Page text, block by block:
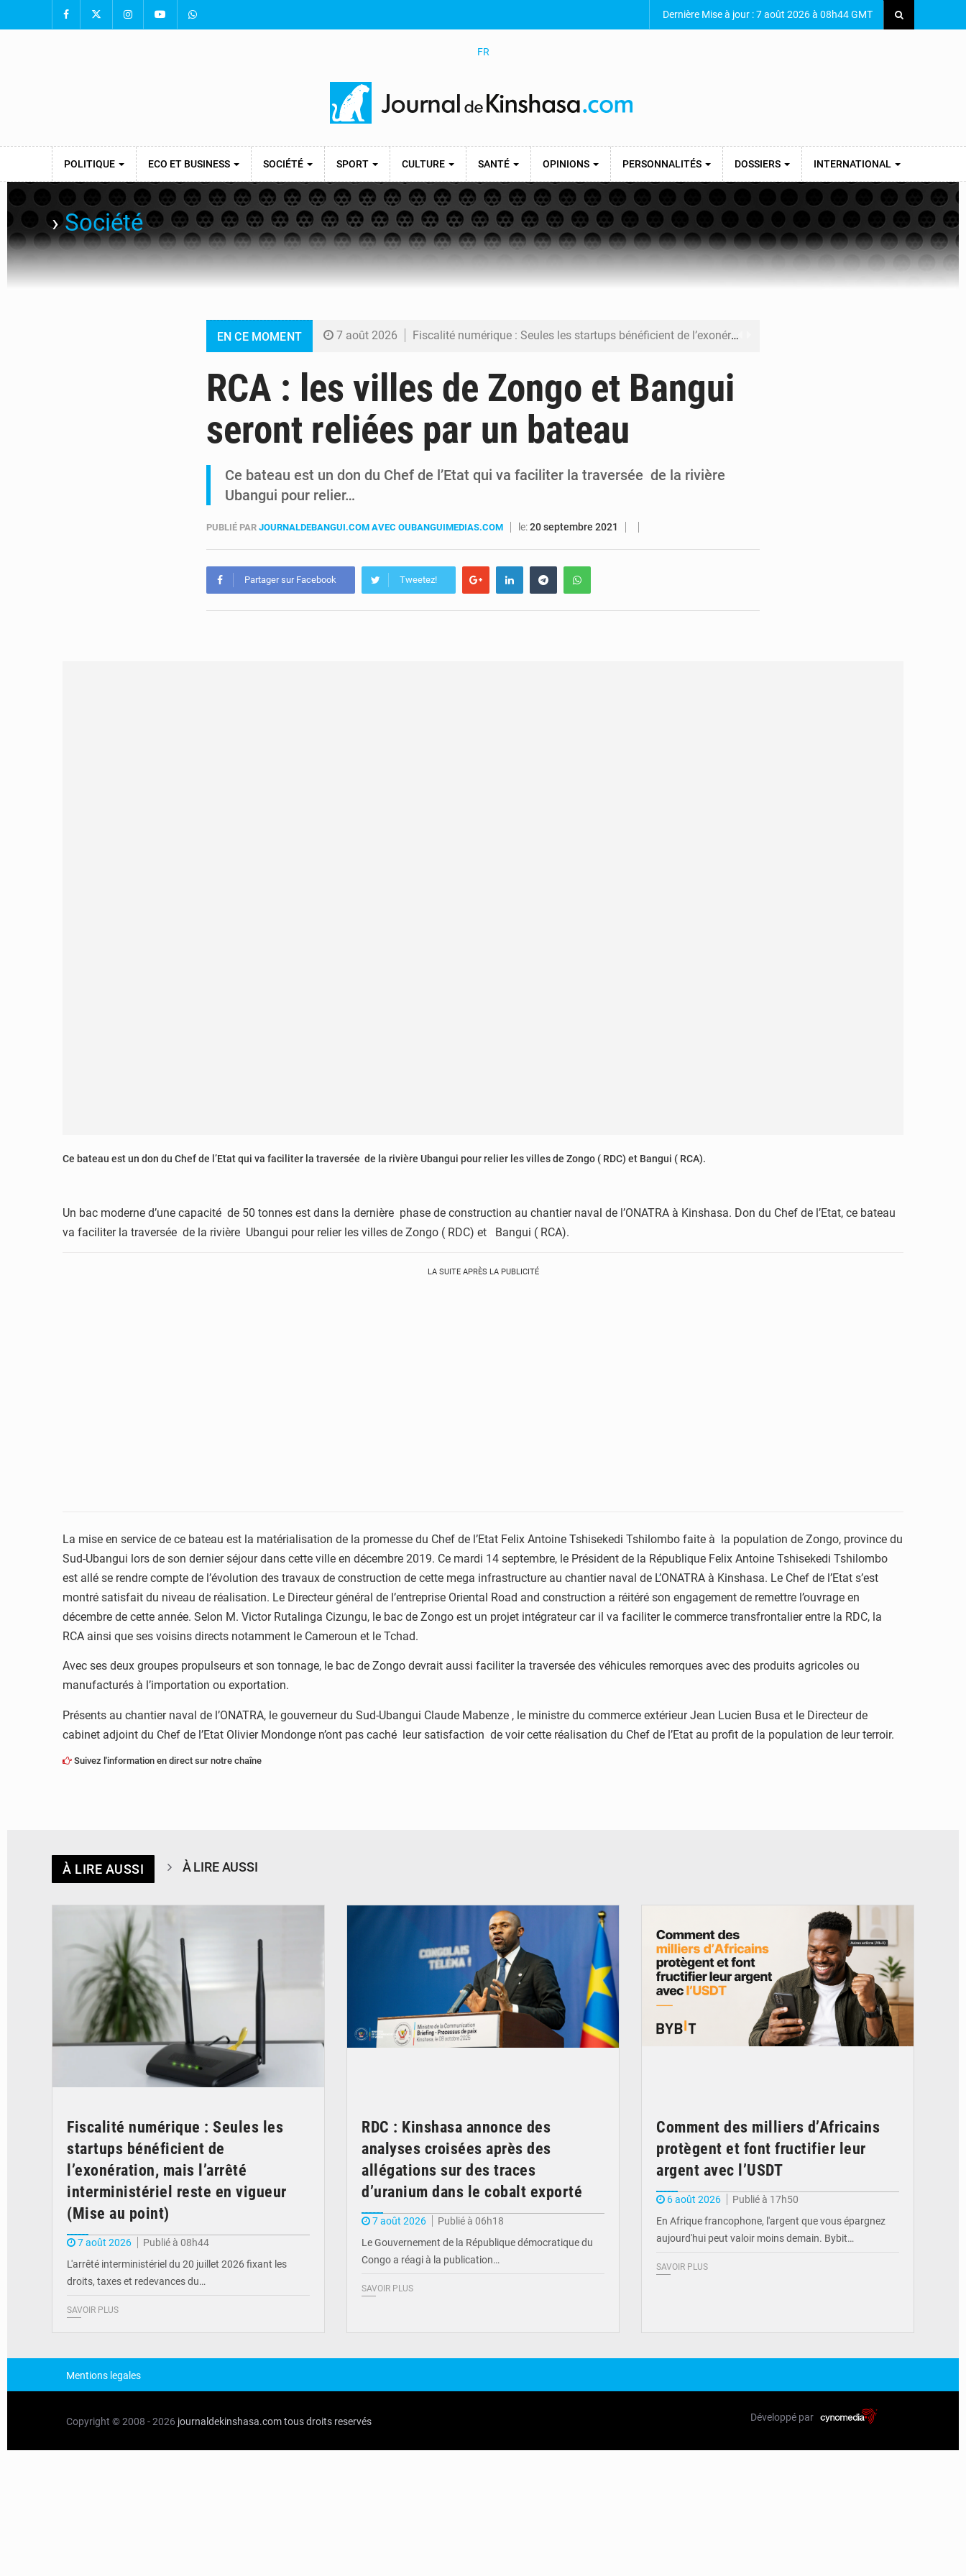
Dernière Mise à jour : 7 août 2026 à 08h44 GMT
FR
POLITIQUE ECO ET BUSINESS SOCIÉTÉ SPORT CULTURE SANTÉ OPINIONS PERSONNALITÉS DOSSIERS INTERNATIONAL
›Société
EN CE MOMENT 7 août 2026 Fiscalité numérique : Seules les startups bénéficient de l’exonération, mais l’arrêté interministériel reste en vigueur (Mise au point)
6 août 2026 Comment des milliers d’Africains protègent et font fructifier leur argent avec l’USDT
6 août 2026 RDC : Raïssa Malu lance les préparatifs d’une Table ronde nationale sur l’éducation inclusive des enfants handicapés
RCA : les villes de Zongo et Bangui
seront reliées par un bateau
Ce bateau est un don du Chef de l’Etat qui va faciliter la traversée de la rivière
Ubangui pour relier…
PUBLIÉ PAR JOURNALDEBANGUI.COM AVEC OUBANGUIMEDIAS.COM le:20 septembre 2021
Partager sur Facebook Tweetez!
Ce bateau est un don du Chef de l’Etat qui va faciliter la traversée de la rivière Ubangui pour relier les villes de Zongo ( RDC) et Bangui ( RCA).
Un bac moderne d’une capacité de 50 tonnes est dans la dernière phase de construction au chantier naval de l’ONATRA à Kinshasa. Don du Chef de l’Etat, ce bateau
va faciliter la traversée de la rivière Ubangui pour relier les villes de Zongo ( RDC) et Bangui ( RCA).
LA SUITE APRÈS LA PUBLICITÉ
La mise en service de ce bateau est la matérialisation de la promesse du Chef de l’Etat Felix Antoine Tshisekedi Tshilombo faite à la population de Zongo, province du
Sud-Ubangui lors de son dernier séjour dans cette ville en décembre 2019. Ce mardi 14 septembre, le Président de la République Felix Antoine Tshisekedi Tshilombo
est allé se rendre compte de l’évolution des travaux de construction de cette mega infrastructure au chantier naval de L’ONATRA à Kinshasa. Le Chef de l’Etat s’est
montré satisfait du niveau de réalisation. Le Directeur général de l’entreprise Oriental Road and construction a réitéré son engagement de remettre l’ouvrage en
décembre de cette année. Selon M. Victor Rutalinga Cizungu, le bac de Zongo est un projet intégrateur car il va faciliter le commerce transfrontalier entre la RDC, la
RCA ainsi que ses voisins directs notamment le Cameroun et le Tchad.
Avec ses deux groupes propulseurs et son tonnage, le bac de Zongo devrait aussi faciliter la traversée des véhicules remorques avec des produits agricoles ou
manufacturés à l’importation ou exportation.
Présents au chantier naval de l’ONATRA, le gouverneur du Sud-Ubangui Claude Mabenze , le ministre du commerce extérieur Jean Lucien Busa et le Directeur de
cabinet adjoint du Chef de l’Etat Olivier Mondonge n’ont pas caché leur satisfaction de voir cette réalisation du Chef de l’Etat au profit de la population de leur terroir.
Suivez l'information en direct sur notre chaîne
À LIRE AUSSI À LIRE AUSSI
Fiscalité numérique : Seules les
startups bénéficient de
l’exonération, mais l’arrêté
interministériel reste en vigueur
(Mise au point)
7 août 2026
Publié à 08h44
L'arrêté interministériel du 20 juillet 2026 fixant les
droits, taxes et redevances du…
SAVOIR PLUS
RDC : Kinshasa annonce des
analyses croisées après des
allégations sur des traces
d’uranium dans le cobalt exporté
7 août 2026
Publié à 06h18
Le Gouvernement de la République démocratique du
Congo a réagi à la publication…
SAVOIR PLUS
Comment des milliers d’Africains
protègent et font fructifier leur
argent avec l’USDT
6 août 2026
Publié à 17h50
En Afrique francophone, l'argent que vous épargnez
aujourd'hui peut valoir moins demain. Bybit…
SAVOIR PLUS
Mentions legales
Copyright © 2008 - 2026 journaldekinshasa.comtous droits reservés Développé par